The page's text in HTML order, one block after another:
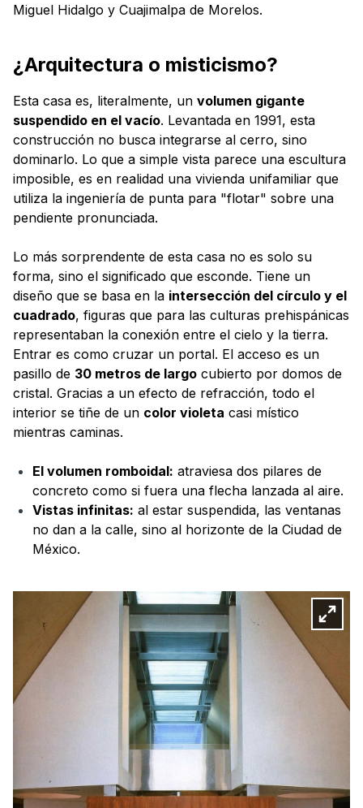
Miguel Hidalgo y Cuajimalpa de Morelos.
¿Arquitectura o misticismo?
Esta casa es, literalmente, un volumen gigante
suspendido en el vacío. Levantada en 1991, esta
construcción no busca integrarse al cerro, sino
dominarlo. Lo que a simple vista parece una escultura
imposible, es en realidad una vivienda unifamiliar que
utiliza la ingeniería de punta para "flotar" sobre una
pendiente pronunciada.
Lo más sorprendente de esta casa no es solo su
forma, sino el significado que esconde. Tiene un
diseño que se basa en la intersección del círculo y el
cuadrado, figuras que para las culturas prehispánicas
representaban la conexión entre el cielo y la tierra.
Entrar es como cruzar un portal. El acceso es un
pasillo de 30 metros de largo cubierto por domos de
cristal. Gracias a un efecto de refracción, todo el
interior se tiñe de un color violeta casi místico
mientras caminas.
El volumen romboidal: atraviesa dos pilares de
concreto como si fuera una flecha lanzada al aire.
Vistas infinitas: al estar suspendida, las ventanas
no dan a la calle, sino al horizonte de la Ciudad de
México.